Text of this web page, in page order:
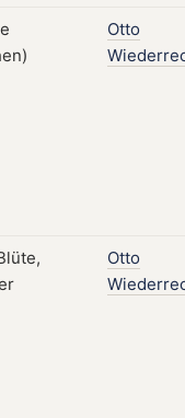
Otto
Otto